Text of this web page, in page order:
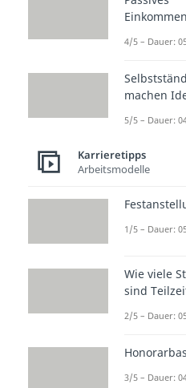
Einkommen
4/5 – Dauer:
machen
5/5 – Dauer:
Karrieretipps
Arbeitsmodelle
1/5 – Dauer:
Wie viele
sind
2/5 – Dauer:
3/5 – Dauer: